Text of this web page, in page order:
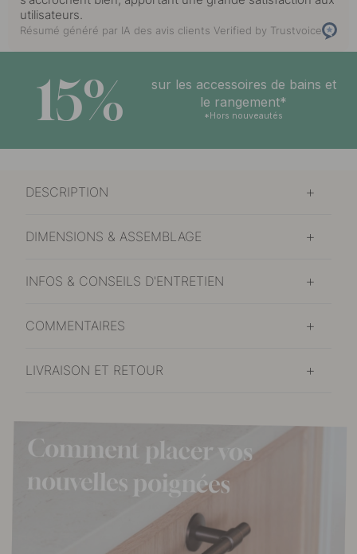
utilisateurs.
Résumé généré par IA des avis clients Verified by Trustvoice
15%
sur les accessoires de bains et
le rangement*
*Hors nouveautés
DESCRIPTION
DIMENSIONS & ASSEMBLAGE
INFOS & CONSEILS D'ENTRETIEN
COMMENTAIRES
LIVRAISON ET RETOUR